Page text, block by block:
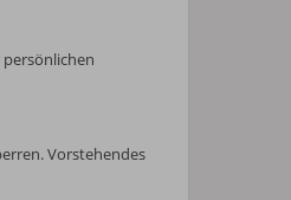
Vorstehendes